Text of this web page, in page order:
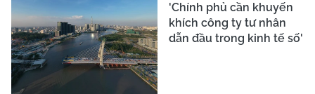
'Chính phủ cần khuyến
khích công ty tư nhân
dẫn đầu trong kinh tế số'